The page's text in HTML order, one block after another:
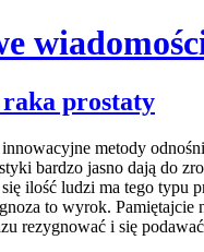
prostaty
metody
bardzo jasno dają do
ilość ludzi ma tego typu
to wyrok. Pamiętajcie
rezygnować i się